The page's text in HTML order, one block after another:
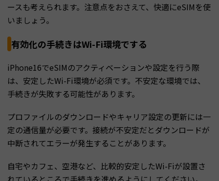
ースも考えられます。注意点をおさえて、快適にeSIMを使
いましょう。
有効化の手続きはWi-Fi環境でする
iPhone16でeSIMのアクティベーションや設定を行う際
は、安定したWi-Fi環境が必須です。不安定な環境では、
手続きが失敗する可能性があります。
プロファイルのダウンロードやキャリア設定の更新には一
定の通信量が必要です。接続が不安定だとダウンロードが
中断されてエラーが発生することがあります。
自宅やカフェ、空港など、比較的安定したWi-Fiが設置さ